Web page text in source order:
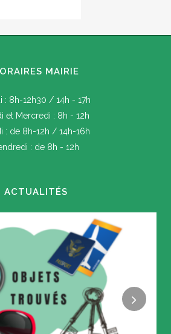
MAIRIE
: 8h-12h30 / 14h - 17h
et Mercredi : 8h - 12h
: de 8h-12h / 14h-16h
: de 8h - 12h
ACTUALITÉS